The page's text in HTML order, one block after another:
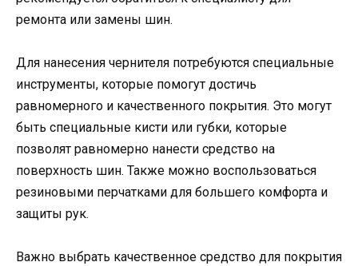
ремонта или замены шин.
Для нанесения чернителя потребуются специальные
инструменты, которые помогут достичь
равномерного и качественного покрытия. Это могут
быть специальные кисти или губки, которые
позволят равномерно нанести средство на
поверхность шин. Также можно воспользоваться
резиновыми перчатками для большего комфорта и
защиты рук.
Важно выбрать качественное средство для покрытия